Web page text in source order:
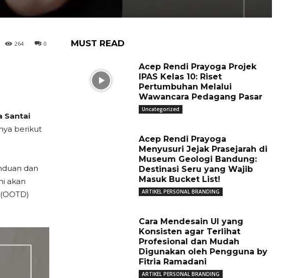
0
264
Santai
berikut
dan
akan
MUST READ
Acep Rendi Prayoga Projek
IPAS Kelas 10: Riset
Pertumbuhan Melalui
Wawancara Pedagang Pasar
Uncategorized
Acep Rendi Prayoga
Menyusuri Jejak Prasejarah di
Museum Geologi Bandung:
Destinasi Seru yang Wajib
Masuk Bucket List!
ARTIKEL PERSONAL BRANDING
Cara Mendesain UI yang
Konsisten agar Terlihat
Profesional dan Mudah
Digunakan oleh Pengguna by
Fitria Ramadani
ARTIKEL PERSONAL BRANDING